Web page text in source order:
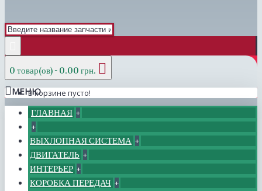
0 товар(ов) - 0.00 грн.
В корзине пусто!
МЕНЮ
ГЛАВНАЯ +
+
ВЫХЛОПНАЯ СИСТЕМА +
ДВИГАТЕЛЬ +
ИНТЕРЬЕР +
КОРОБКА ПЕРЕДАЧ +